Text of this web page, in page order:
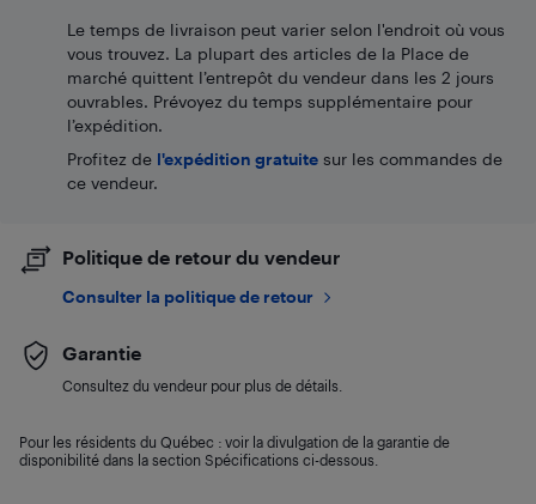
Le temps de livraison peut varier selon l'endroit où vous
vous trouvez. La plupart des articles de la Place de
marché quittent l’entrepôt du vendeur dans les 2 jours
ouvrables. Prévoyez du temps supplémentaire pour
l’expédition.
Profitez de l'expédition gratuite sur les commandes de
ce vendeur.
Politique de retour du vendeur
Consulter la politique de retour
Garantie
Consultez du vendeur pour plus de détails.
Pour les résidents du Québec : voir la divulgation de la garantie de
disponibilité dans la section Spécifications ci-dessous.